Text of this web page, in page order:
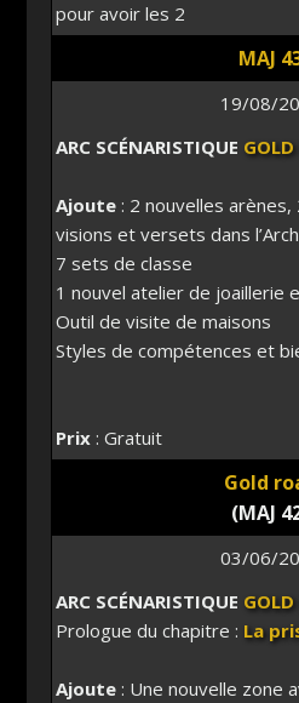
pour avoir les 2
MAJ
19/08/
ARC SCÉNARISTIQUE GOLD
Ajoute: 2 nouvelles
visions et versets dans
7 sets de classe
1 nouvel atelier de joaillerie
Outil de visite de maisons
Styles de compétences et
Prix: Gratuit
Gold
(MAJ
03/06/
ARC SCÉNARISTIQUE GOLD
Prologue du chapitre : La
Ajoute: Une nouvelle zone